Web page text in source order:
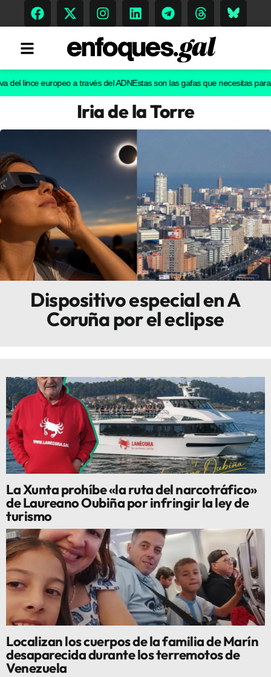
Gastronomía
Escenarios
Sostenibilidad
Innova
europeo a través del ADNEstas son las gafas que necesitas para ver
Iria de la Torre
Dispositivo especial en A
Coruña por el eclipse
La Xunta prohíbe «la ruta del narcotráfico»
de Laureano Oubiña por infringir la ley de
turismo
Localizan los cuerpos de la familia de Marín
desaparecida durante los terremotos de
Venezuela